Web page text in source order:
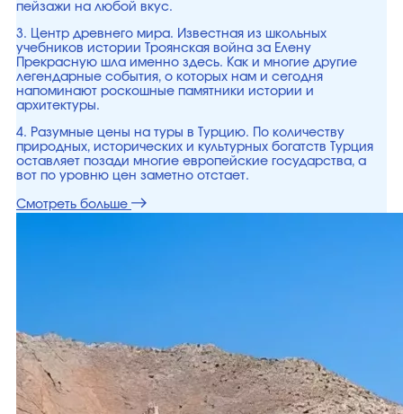
пейзажи на любой вкус.
3. Центр древнего мира. Известная из школьных
учебников истории Троянская война за Елену
Прекрасную шла именно здесь. Как и многие другие
легендарные события, о которых нам и сегодня
напоминают роскошные памятники истории и
архитектуры.
4. Разумные цены на туры в Турцию. По количеству
природных, исторических и культурных богатств Турция
оставляет позади многие европейские государства, а
вот по уровню цен заметно отстает.
Смотреть больше